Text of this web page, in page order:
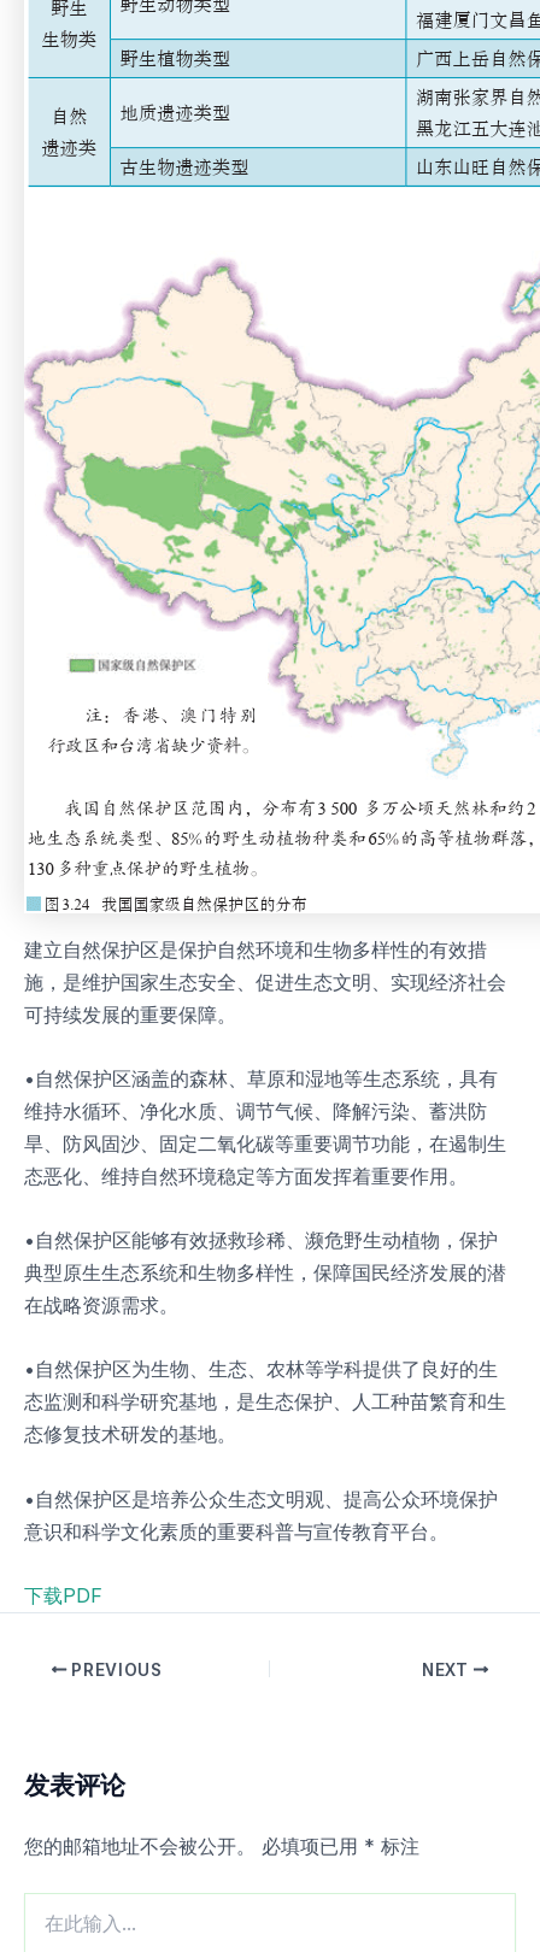
建立自然保护区是保护自然环境和生物多样性的有效措
施，是维护国家生态安全、促进生态文明、实现经济社会
可持续发展的重要保障。
•自然保护区涵盖的森林、草原和湿地等生态系统，具有
维持水循环、净化水质、调节气候、降解污染、蓄洪防
旱、防风固沙、固定二氧化碳等重要调节功能，在遏制生
态恶化、维持自然环境稳定等方面发挥着重要作用。
•自然保护区能够有效拯救珍稀、濒危野生动植物，保护
典型原生生态系统和生物多样性，保障国民经济发展的潜
在战略资源需求。
•自然保护区为生物、生态、农林等学科提供了良好的生
态监测和科学研究基地，是生态保护、人工种苗繁育和生
态修复技术研发的基地。
•自然保护区是培养公众生态文明观、提高公众环境保护
意识和科学文化素质的重要科普与宣传教育平台。
下载PDF
PREVIOUS NEXT
发表评论
您的邮箱地址不会被公开。 必填项已用 * 标注